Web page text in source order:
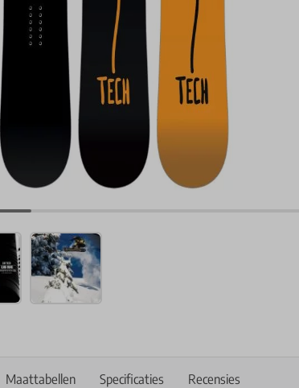
Maattabellen Specificaties Recensies